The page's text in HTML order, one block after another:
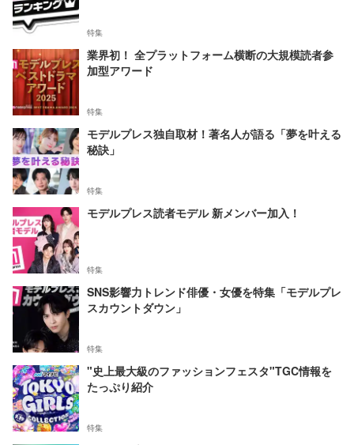
特集
業界初！ 全プラットフォーム横断の大規模読者参
加型アワード
特集
モデルプレス独自取材！著名人が語る「夢を叶える
秘訣」
特集
モデルプレス読者モデル 新メンバー加入！
特集
SNS影響力トレンド俳優・女優を特集「モデルプレ
スカウントダウン」
特集
"史上最大級のファッションフェスタ"TGC情報を
たっぷり紹介
特集